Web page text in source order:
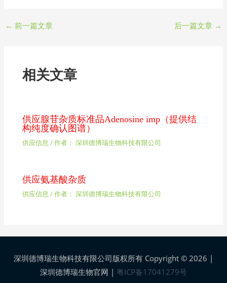
← 前一篇文章 后一篇文章 →
相关文章
供应腺苷杂质标准品Adenosine imp（提供结
构纯度确认图谱）
供应信息 / 作者： 深圳德博瑞生物科技有限公司
供应氨基酸杂质
供应信息 / 作者： 深圳德博瑞生物科技有限公司
深圳德博瑞生物科技有限公司版权所有 Copyright © 2026 |
深圳德博瑞生物官网 | 粤ICP备17041279号